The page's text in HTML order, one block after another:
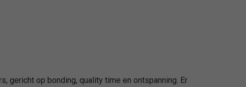
gericht op bonding, quality time en ontspanning. Er